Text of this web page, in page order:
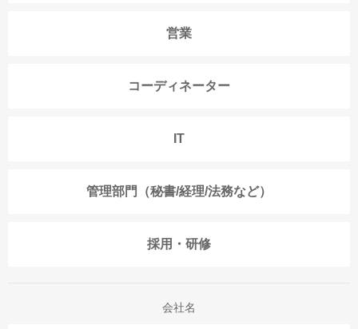
営業
コーディネーター
IT
管理部門（秘書/経理/法務など）
採用・研修
会社名